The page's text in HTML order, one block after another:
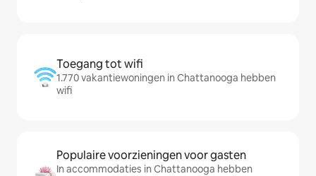
Toegang tot wifi
1.770 vakantiewoningen in Chattanooga hebben
wifi
Populaire voorzieningen voor gasten
In accommodaties in Chattanooga hebben